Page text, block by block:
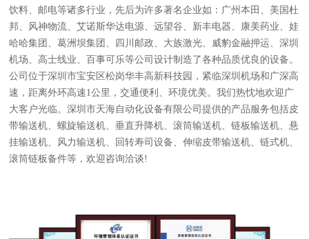
饮料、邮电等诸多行业，先后为许多著名企业如：广州本田、美国杜
邦、风神物流、艾诺斯华达电源、远望谷、新丰电器、康美药业、娃
哈哈集团、葛洲坝集团、四川邮政、大族激光、威豹金融押运、深圳
机场、高士线业、百事可乐等公司设计制造了各种品质优良的设备。
公司位于深圳市宝安区松岗华丰高新科技园，紧临深圳机场和广深高
速，距离外环高速1公里，交通便利、环境优美。我们热忱地欢迎广
大客户光临。深圳市天海自动化设备有限公司提供的产品服务包括皮
带输送机、螺旋输送机、垂直升降机、滚筒输送机、链板输送机、悬
挂输送机、风力输送机、回转寿司设备、伸缩皮带输送机、链式机、
滚筒链板备件等，欢迎咨询洽谈!